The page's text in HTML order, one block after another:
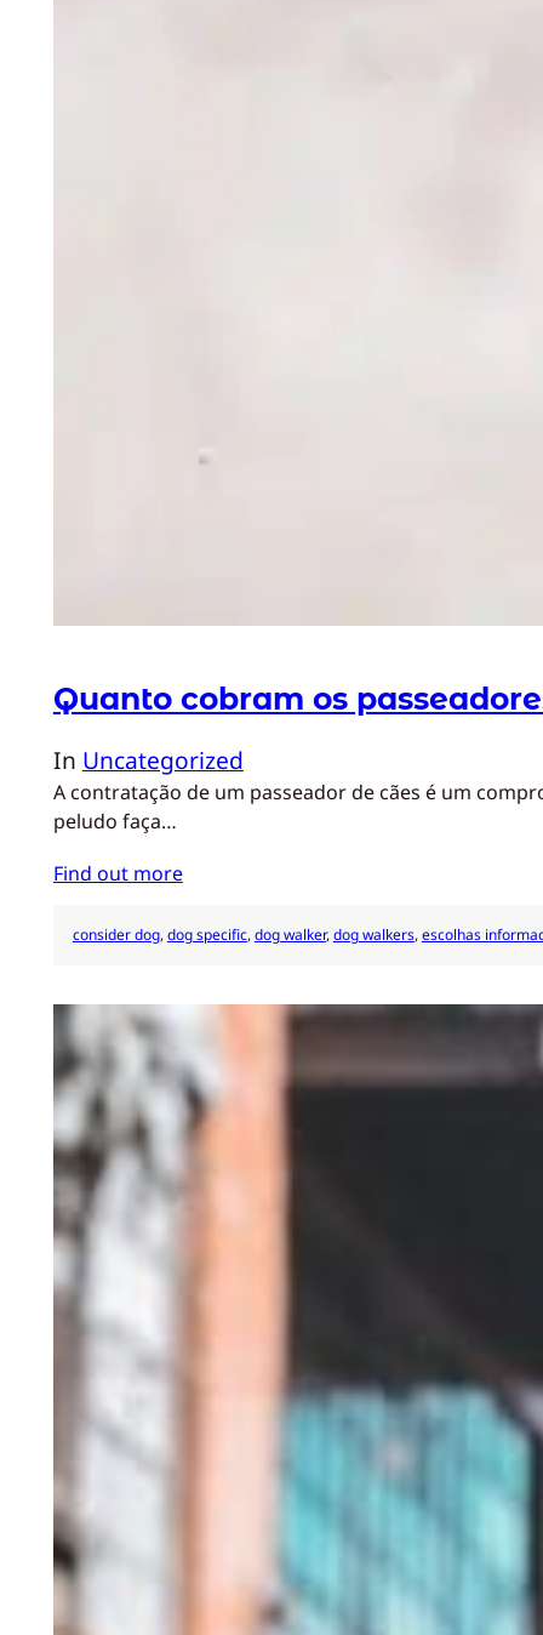
Quanto cobram os
In Uncategorized
A contratação de um passeador de cães é um
peludo faça…
Find out more
consider dog, dog specific, dog walker, dog walkers, escolhas